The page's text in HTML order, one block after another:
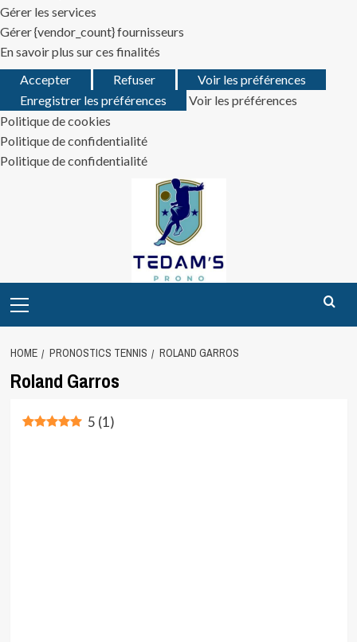
Gérer les services
Gérer {vendor_count} fournisseurs
En savoir plus sur ces finalités
Accepter
Refuser
Voir les préférences
Enregistrer les préférences
Voir les préférences
Politique de cookies
Politique de confidentialité
Politique de confidentialité
Menu
HOME PRONOSTICS TENNIS ROLAND GARROS
Roland Garros
5 (1)